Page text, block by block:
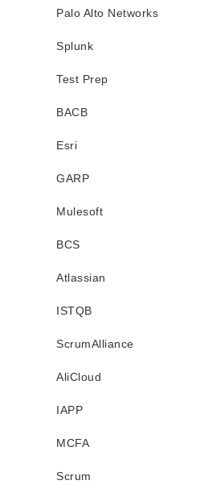
Palo Alto Networks
Splunk
Test Prep
BACB
Esri
GARP
Mulesoft
BCS
Atlassian
ISTQB
ScrumAlliance
AliCloud
IAPP
MCFA
Scrum